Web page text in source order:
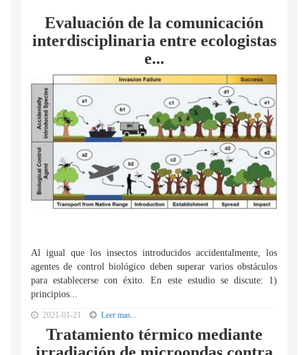
Evaluación de la comunicación
interdisciplinaria entre ecologistas
e...
Al igual que los insectos introducidos accidentalmente, los
agentes de control biológico deben superar varios obstáculos
para establecerse con éxito. En este estudio se discute: 1)
principios...
2021-01-21 Leer mas...
Tratamiento térmico mediante